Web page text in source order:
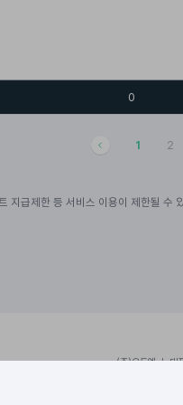
0
1 2
지급제한 등 서비스 이용이 제한될 수
(주)오드엠 ㅣ 대